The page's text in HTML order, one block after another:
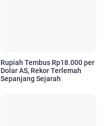
Rupiah Tembus Rp18.000 per
Dolar AS, Rekor Terlemah
Sepanjang Sejarah